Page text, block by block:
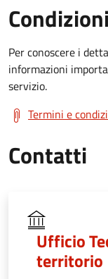
Per conoscere i
informazioni
servizio.
Termini e
Contatti
Ufficio
territorio